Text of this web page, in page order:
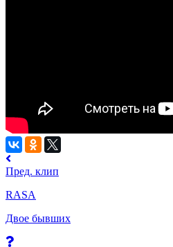
Пред. клип
RASA
Двое бывших